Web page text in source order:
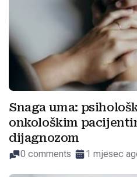
Snaga uma:
onkološkim
dijagnozom
0 comments 1 mjesec